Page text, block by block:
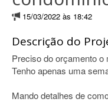
15/03/2022 às 18:42
Descrição do
Preciso do orçamento
Tenho apenas uma
Mando detalhes de